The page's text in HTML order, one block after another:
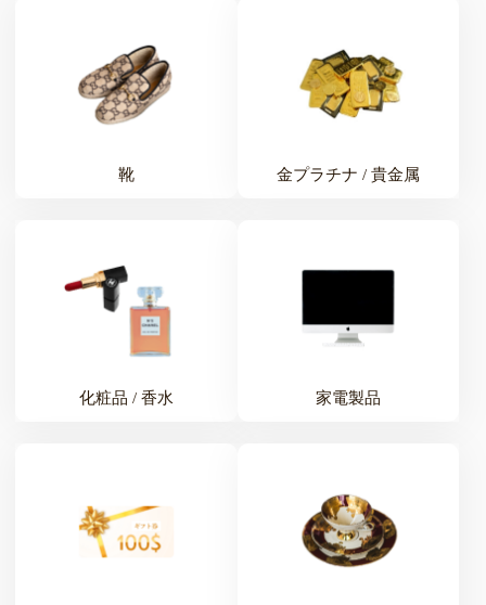
靴 金プラチナ / 貴金属
化粧品 / 香水 家電製品